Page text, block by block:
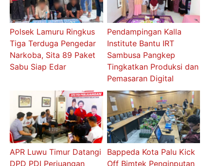
Polsek Lamuru Ringkus
Tiga Terduga Pengedar
Narkoba, Sita 89 Paket
Sabu Siap Edar
Pendampingan Kalla
Institute Bantu IRT
Sambusa Pangkep
Tingkatkan Produksi dan
Pemasaran Digital
APR Luwu Timur Datangi
DPD PDI Perjuangan
Bappeda Kota Palu Kick
Off Bimtek Penginputan